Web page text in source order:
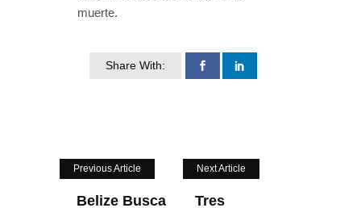
muerte.
Share With:
Previous Article
Belize Busca
Next Article
Tres